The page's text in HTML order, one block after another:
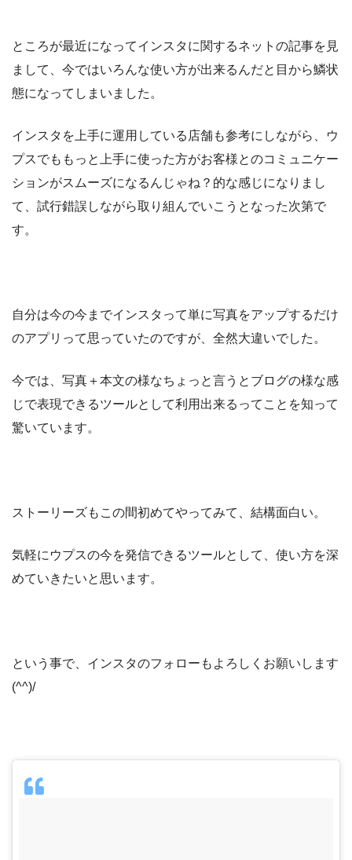
ところが最近になってインスタに関するネットの記事を見
まして、今ではいろんな使い方が出来るんだと目から鱗状
態になってしまいました。
インスタを上手に運用している店舗も参考にしながら、ウ
プスでももっと上手に使った方がお客様とのコミュニケー
ションがスムーズになるんじゃね？的な感じになりまし
て、試行錯誤しながら取り組んでいこうとなった次第で
す。
自分は今の今までインスタって単に写真をアップするだけ
のアプリって思っていたのですが、全然大違いでした。
今では、写真＋本文の様なちょっと言うとブログの様な感
じで表現できるツールとして利用出来るってことを知って
驚いています。
ストーリーズもこの間初めてやってみて、結構面白い。
気軽にウプスの今を発信できるツールとして、使い方を深
めていきたいと思います。
という事で、インスタのフォローもよろしくお願いします
(^^)/